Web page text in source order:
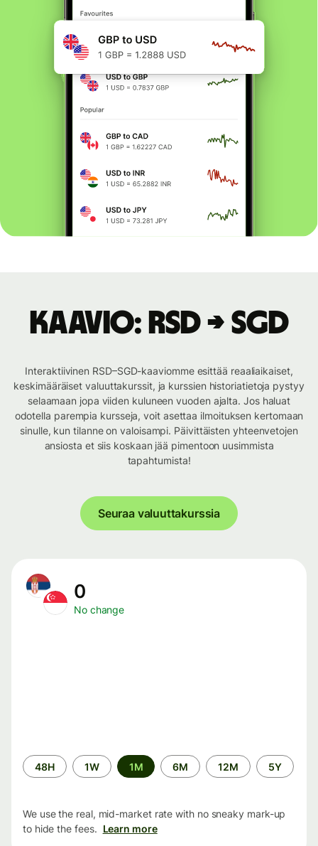
Kaavio: RSD → SGD
Interaktiivinen RSD–SGD-kaaviomme esittää reaaliaikaiset,
keskimääräiset valuuttakurssit, ja kurssien historiatietoja pystyy
selaamaan jopa viiden kuluneen vuoden ajalta. Jos haluat
odotella parempia kursseja, voit asettaa ilmoituksen kertomaan
sinulle, kun tilanne on valoisampi. Päivittäisten yhteenvetojen
ansiosta et siis koskaan jää pimentoon uusimmista
tapahtumista!
Seuraa valuuttakurssia
0
No change
Time
period
48H 1W 1M 6M 12M 5Y
We use the real, mid-market rate with no sneaky mark-up
to hide the fees. Learn more